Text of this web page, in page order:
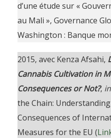
d’une étude sur «
au Mali », Governance
Washington : Banque
2015, avec Kenza Afsahi,
Cannabis Cultivation in
Consequences or Not?, in
the Chain:
Consequences of
Measures for the EU (